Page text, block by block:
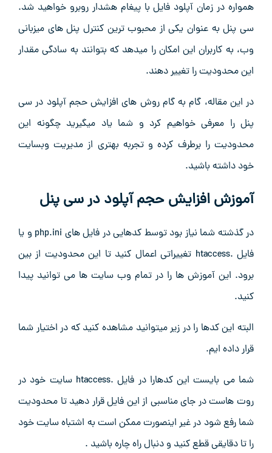
همواره در زمان آپلود فایل با پیغام هشدار روبرو خواهید شد.
سی پنل به عنوان یکی از محبوب ترین کنترل پنل های میزبانی
وب، به کاربران این امکان را میدهد که بتوانند به سادگی مقدار
این محدودیت را تغییر دهند.
در این مقاله، گام به گام روش های افزایش حجم آپلود در سی
پنل را معرفی خواهیم کرد و شما یاد میگیرید چگونه این
محدودیت را برطرف کرده و تجربه بهتری از مدیریت وبسایت
خود داشته باشید.
آموزش افزایش حجم آپلود در سی پنل
در گذشته شما نیاز بود توسط کدهایی در فایل های php.ini و یا
فایل .htaccess تغییراتی اعمال کنید تا این محدودیت از بین
برود. این آموزش ها را در تمام وب سایت ها می توانید پیدا
کنید.
البته این کدها را در زیر میتوانید مشاهده کنید که در اختیار شما
قرار داده ایم.
شما می بایست این کدهارا در فایل .htaccess سایت خود در
روت هاست در جای مناسبی از این فایل قرار دهید تا محدودیت
شما رفع شود در غیر اینصورت ممکن است به اشتباه سایت خود
را تا دقایقی قطع کنید و دنبال راه چاره باشید .